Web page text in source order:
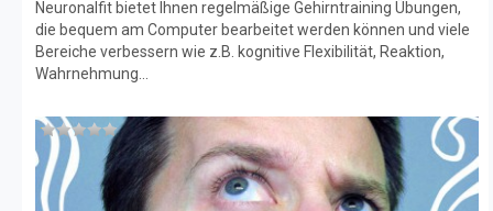
Neuronalfit bietet Ihnen regelmäßige Gehirntraining Übungen,
die bequem am Computer bearbeitet werden können und viele
Bereiche verbessern wie z.B. kognitive Flexibilität, Reaktion,
Wahrnehmung...